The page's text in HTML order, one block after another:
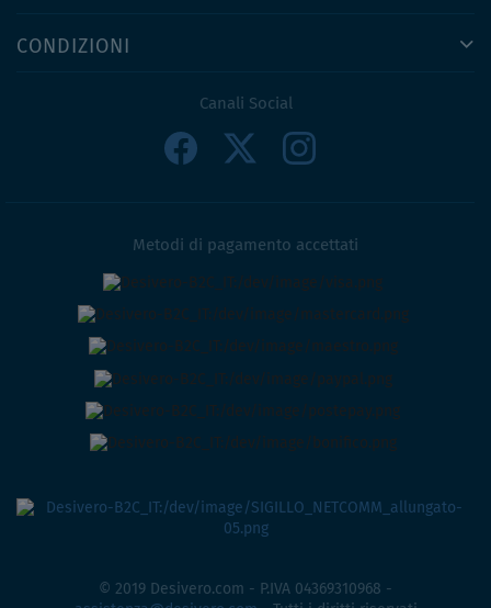
CONDIZIONI
Canali Social
Metodi di pagamento accettati
© 2019 Desivero.com - P.IVA 04369310968 -